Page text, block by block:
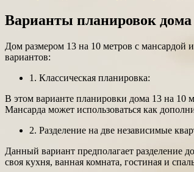
Варианты планировок
Дом размером 13 на 10 метров с мансардой
вариантов:
1. Классическая планировка:
В этом варианте планировки дома 13 на 10
Мансарда может использоваться как
2. Разделение на две независимые
Данный вариант предполагает разделение
своя кухня, ванная комната, гостиная и